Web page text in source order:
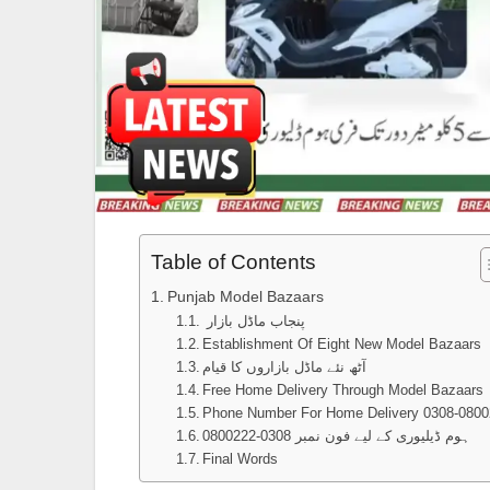
Table of Contents
Punjab Model Bazaars
پنجاب ماڈل بازار
Establishment Of Eight New Model Bazaars
آٹھ نئے ماڈل بازاروں کا قیام
Free Home Delivery Through Model Bazaars
Phone Number For Home Delivery 0308-
ہوم ڈیلیوری کے لیے فون نمبر 0308-0800222
Final Words